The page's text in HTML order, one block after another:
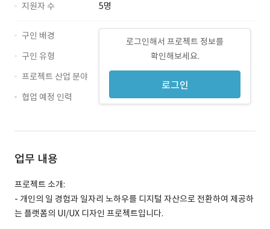
지원자 수
5명
로그인해서 프로젝트 정보를
확인해보세요.
로그인
구인 배경
구인 유형
프로젝트 산업 분야
협업 예정 인력
업무 내용
프로젝트 소개:
- 개인의 일 경험과 일자리 노하우를 디지털 자산으로 전환하여 제공하
는 플랫폼의 UI/UX 디자인 프로젝트입니다.